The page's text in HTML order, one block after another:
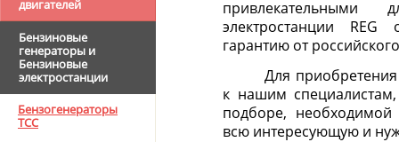
двигателей
Бензиновые
генераторы и
Бензиновые
электростанции
Бензогенераторы
ТСС
привлекательными
электростанции
гарантию от
Для приобретения
к нашим
подборе,
всю интересующую и